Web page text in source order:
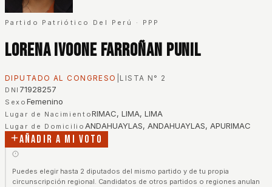
Partido Patriótico Del Perú · PPP
Lorena Ivoone Farroñan Punil
DIPUTADO AL CONGRESO LISTA N° 2
DNI 71928257
Sexo Femenino
Lugar de NacimientoRIMAC, LIMA, LIMA
Lugar de Domicilio ANDAHUAYLAS, ANDAHUAYLAS, APURIMAC
Añadir a mi voto
Puedes elegir hasta 2 diputados del mismo partido y de tu propia
circunscripción regional. Candidatos de otros partidos o regiones anulan